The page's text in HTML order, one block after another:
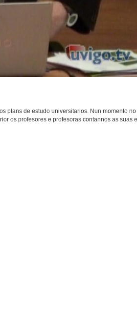
plans de estudo universitarios. Nun momento
os profesores e profesoras contannos as suas